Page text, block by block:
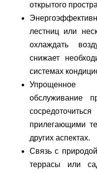
открытого
лестниц или
охлаждать
снижает
системах
Упрощенное
обслуживание
прилегающими
других аспектах.
Связь с
террасы или